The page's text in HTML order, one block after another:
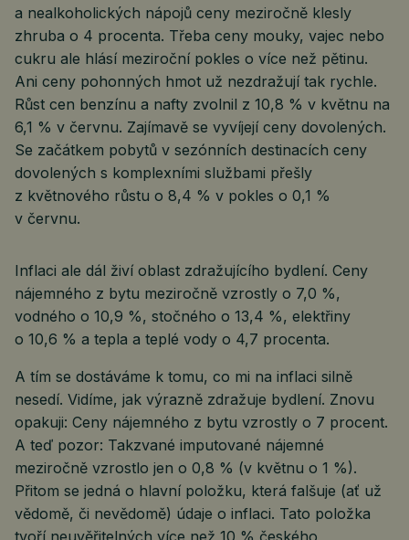
a nealkoholických nápojů ceny meziročně klesly
zhruba o 4 procenta. Třeba ceny mouky, vajec nebo
cukru ale hlásí meziroční pokles o více než pětinu.
Ani ceny pohonných hmot už nezdražují tak rychle.
Růst cen benzínu a nafty zvolnil z 10,8 % v květnu na
6,1 % v červnu. Zajímavě se vyvíjejí ceny dovolených.
Se začátkem pobytů v sezónních destinacích ceny
dovolených s komplexními službami přešly
z květnového růstu o 8,4 % v pokles o 0,1 %
v červnu.
Inflaci ale dál živí oblast zdražujícího bydlení. Ceny
nájemného z bytu meziročně vzrostly o 7,0 %,
vodného o 10,9 %, stočného o 13,4 %, elektřiny
o 10,6 % a tepla a teplé vody o 4,7 procenta.
A tím se dostáváme k tomu, co mi na inflaci silně
nesedí. Vidíme, jak výrazně zdražuje bydlení. Znovu
opakuji: Ceny nájemného z bytu vzrostly o 7 procent.
A teď pozor: Takzvané imputované nájemné
meziročně vzrostlo jen o 0,8 % (v květnu o 1 %).
Přitom se jedná o hlavní položku, která falšuje (ať už
vědomě, či nevědomě) údaje o inflaci. Tato položka
tvoří neuvěřitelných více než 10 % českého